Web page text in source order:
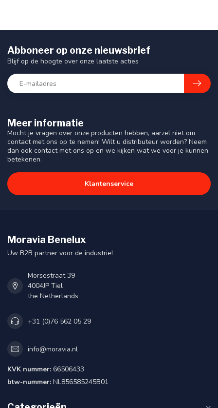
Meer informatie
Mocht je vragen over onze producten hebben, aarzel niet om
contact met ons op te nemen! Wilt u distributeur worden? Neem
dan ook contact met ons op en we kijken wat we voor je kunnen
betekenen.
Klantenservice
Abboneer op onze nieuwsbrief
Blijf op de hoogte over onze laatste acties
Moravia Benelux
Uw B2B partner voor de industrie!
Morsestraat 39
4004JP Tiel
the Netherlands
+31 (0)76 562 05 29
info@moravia.nl
KVK nummer: 66506433
btw-nummer: NL856585245B01